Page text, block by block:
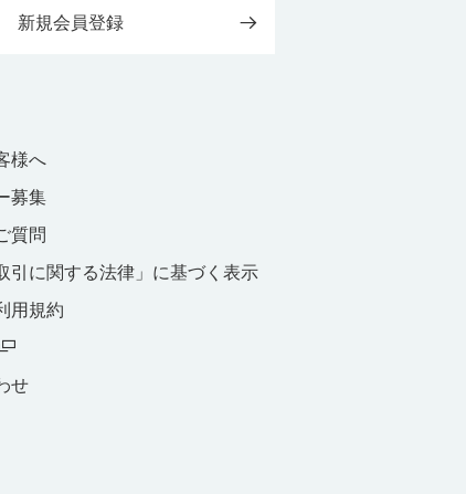
新規会員登録
様へ
募集
質問
引に関する法律」に基づく表示
用規約
せ